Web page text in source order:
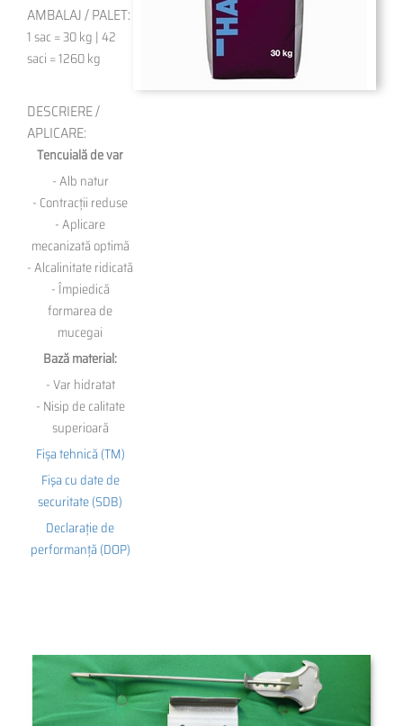
AMBALAJ / PALET:
1 sac = 30 kg | 42
saci = 1260 kg
DESCRIERE /
APLICARE:
Tencuială de var
- Alb natur
- Contracții reduse
- Aplicare
mecanizată optimă
- Alcalinitate ridicată
- Împiedică
formarea de
mucegai
Bază material:
- Var hidratat
- Nisip de calitate
superioară
Fișa tehnică (TM)
Fişa cu date de
securitate (SDB)
Declarație de
performanță (DOP)